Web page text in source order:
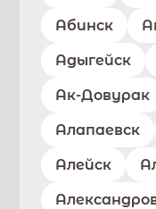
Абинск
Адыгейск
Ак-Довурак
Алапаевск
Алейск